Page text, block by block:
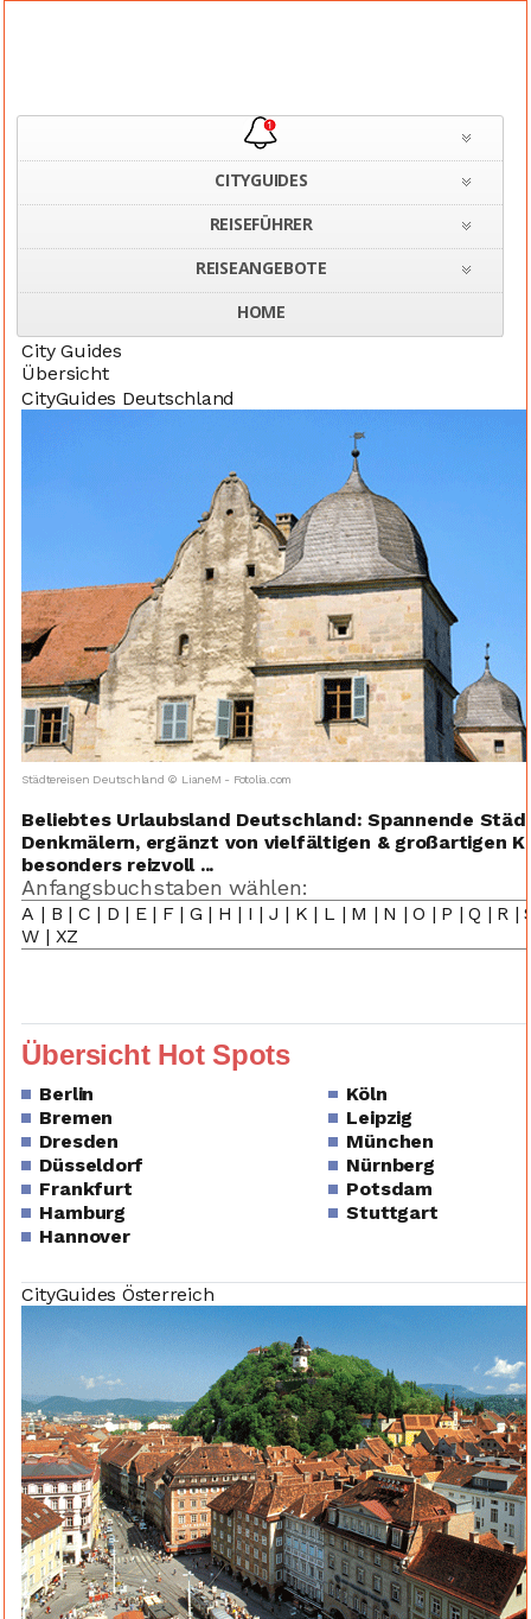
CITYGUIDES
REISEFÜHRER
REISEANGEBOTE
HOME
Ciy Guides
City Guides
Übersicht
CityGuides Deutschland
Städtereisen Deutschland © LianeM - Fotolia.com
Beliebtes Urlaubsland Deutschland: Spannende
Denkmälern, ergänzt von vielfältigen & großartigen
besonders reizvoll ...
Anfangsbuchstaben wählen:
A | B | C | D | E| F| G | H | I | J | K | L | M | N |O | P |Q | R |
W | XZ
Übersicht Hot Spots
Berlin
Köln
Bremen
Leipzig
Dresden
München
Düsseldorf
Nürnberg
Frankfurt
Potsdam
Hamburg
Stuttgart
Hannover
CityGuides Österreich